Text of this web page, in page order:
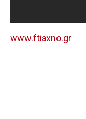
www.ftiaxno.gr